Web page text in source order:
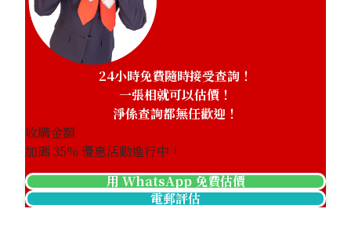
24小時免費隨時接受查詢！
一張相就可以估價！
淨係查詢都無任歡迎！
收購金額
加碼35% 優惠活動進行中！
用 WhatsApp 免費估價
電郵評估